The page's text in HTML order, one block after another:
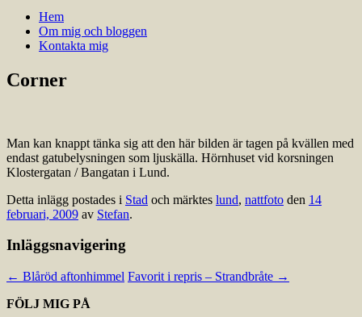
Hem
Om mig och bloggen
Kontakta mig
Corner
Man kan knappt tänka sig att den här bilden är tagen på kvällen med
endast gatubelysningen som ljuskälla. Hörnhuset vid korsningen
Klostergatan / Bangatan i Lund.
Detta inlägg postades i Stad och märktes lund, nattfoto den 14
februari, 2009 av Stefan.
Inläggsnavigering
← Blåröd aftonhimmel Favorit i repris – Strandbråte →
FÖLJ MIG PÅ